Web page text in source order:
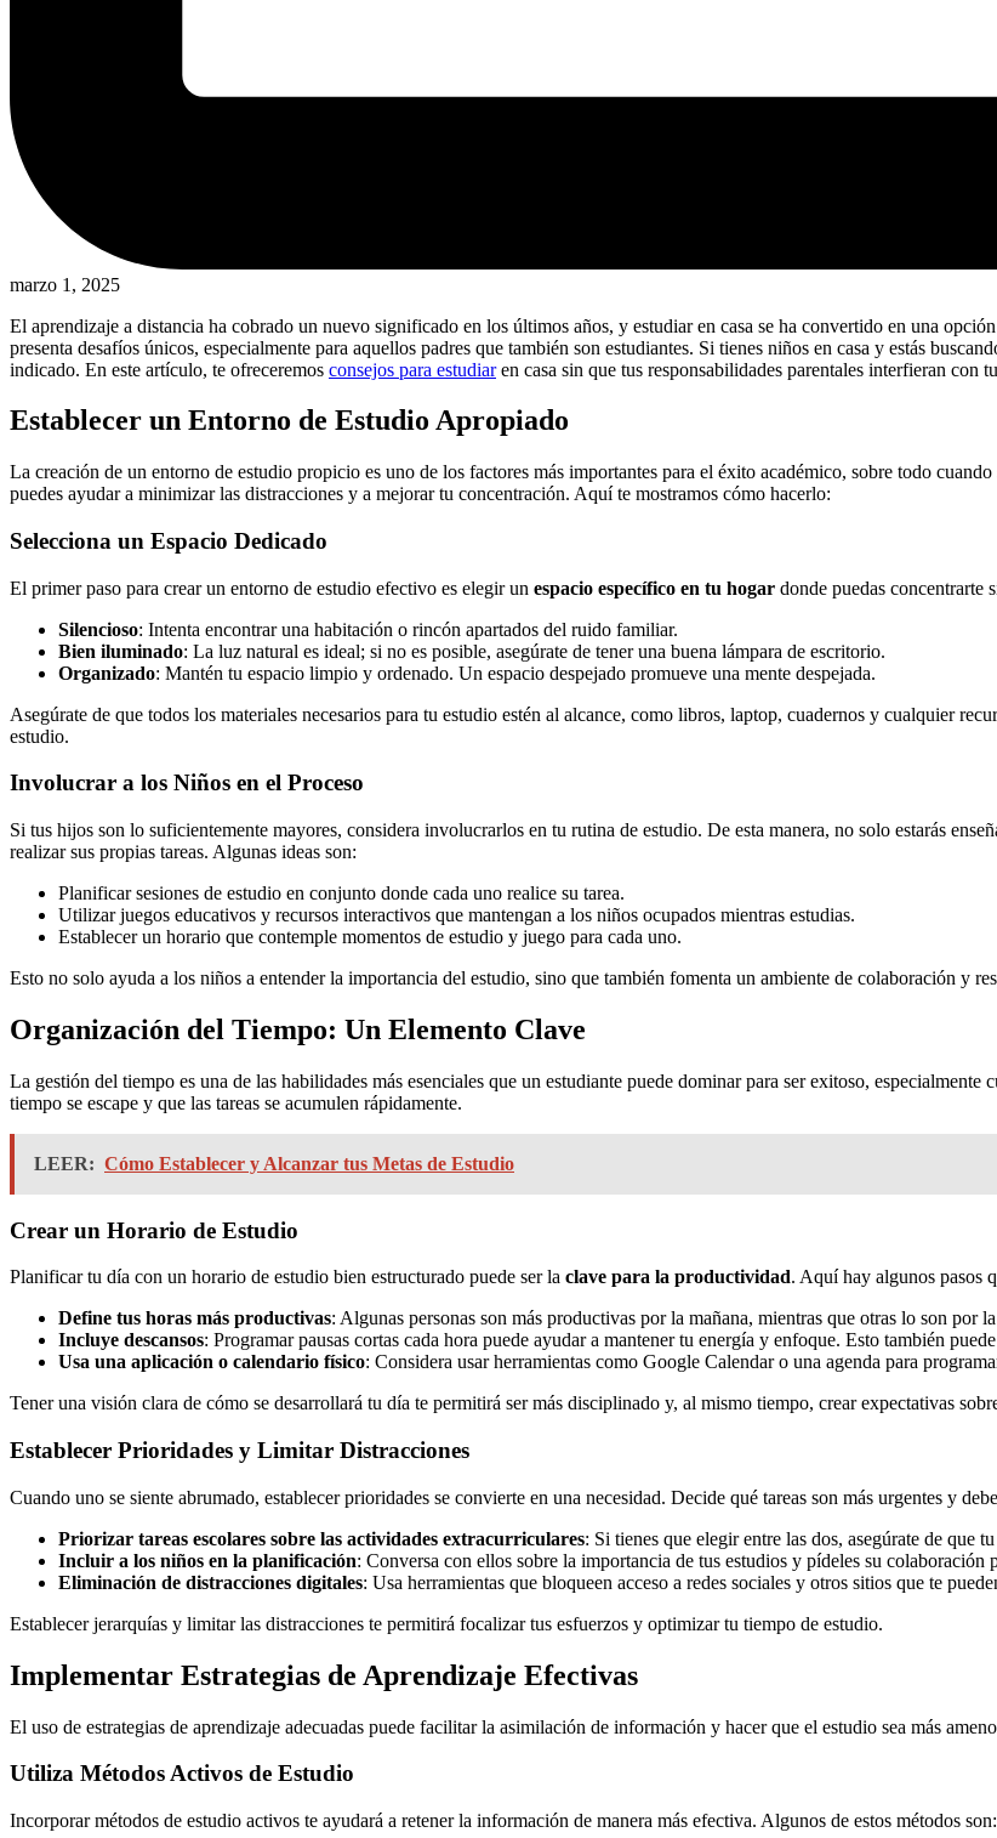
marzo 1, 2025
El aprendizaje a distancia ha cobrado un nuevo significado en los últimos años, y estudiar en casa se ha convertido en una
presenta desafíos únicos, especialmente para aquellos padres que también son estudiantes. Si tienes niños en casa y estás
indicado. En este artículo, te ofreceremos consejos para estudiaren casa sin que tus responsabilidades parentales interfieran con
Establecer un Entorno de Estudio Apropiado
La creación de un entorno de estudio propicio es uno de los factores más importantes para el éxito académico, sobre todo
puedes ayudar a minimizar las distracciones y a mejorar tu concentración. Aquí te mostramos cómo hacerlo:
Selecciona un Espacio Dedicado
El primer paso para crear un entorno de estudio efectivo es elegir un espacio específico en tu hogar donde puedas concentrarte
Silencioso: Intenta encontrar una habitación o rincón apartados del ruido familiar.
Bien iluminado: La luz natural es ideal; si no es posible, asegúrate de tener una buena lámpara de escritorio.
Organizado: Mantén tu espacio limpio y ordenado. Un espacio despejado promueve una mente despejada.
Asegúrate de que todos los materiales necesarios para tu estudio estén al alcance, como libros, laptop, cuadernos y cualquier
estudio.
Involucrar a los Niños en el Proceso
Si tus hijos son lo suficientemente mayores, considera involucrarlos en tu rutina de estudio. De esta manera, no solo estarás
realizar sus propias tareas. Algunas ideas son:
Planificar sesiones de estudio en conjunto donde cada uno realice su tarea.
Utilizar juegos educativos y recursos interactivos que mantengan a los niños ocupados mientras estudias.
Establecer un horario que contemple momentos de estudio y juego para cada uno.
Esto no solo ayuda a los niños a entender la importancia del estudio, sino que también fomenta un ambiente de colaboración y
Organización del Tiempo: Un Elemento Clave
La gestión del tiempo es una de las habilidades más esenciales que un estudiante puede dominar para ser exitoso,
tiempo se escape y que las tareas se acumulen rápidamente.
LEER: Cómo Establecer y Alcanzar tus Metas de Estudio
Crear un Horario de Estudio
Planificar tu día con un horario de estudio bien estructurado puede ser la clave para la productividad. Aquí hay algunos pasos
Define tus horas más productivas: Algunas personas son más productivas por la mañana, mientras que otras lo son
Incluye descansos: Programar pausas cortas cada hora puede ayudar a mantener tu energía y enfoque. Esto también
Usa una aplicación o calendario físico: Considera usar herramientas como Google Calendar o una agenda para
Tener una visión clara de cómo se desarrollará tu día te permitirá ser más disciplinado y, al mismo tiempo, crear expectativas
Establecer Prioridades y Limitar Distracciones
Cuando uno se siente abrumado, establecer prioridades se convierte en una necesidad. Decide qué tareas son más urgentes y
Priorizar tareas escolares sobre las actividades extracurriculares: Si tienes que elegir entre las dos, asegúrate de que
Incluir a los niños en la planificación: Conversa con ellos sobre la importancia de tus estudios y pídeles su colaboración
Eliminación de distracciones digitales: Usa herramientas que bloqueen acceso a redes sociales y otros sitios que te
Establecer jerarquías y limitar las distracciones te permitirá focalizar tus esfuerzos y optimizar tu tiempo de estudio.
Implementar Estrategias de Aprendizaje Efectivas
El uso de estrategias de aprendizaje adecuadas puede facilitar la asimilación de información y hacer que el estudio sea más
Utiliza Métodos Activos de Estudio
Incorporar métodos de estudio activos te ayudará a retener la información de manera más efectiva. Algunos de estos métodos son: